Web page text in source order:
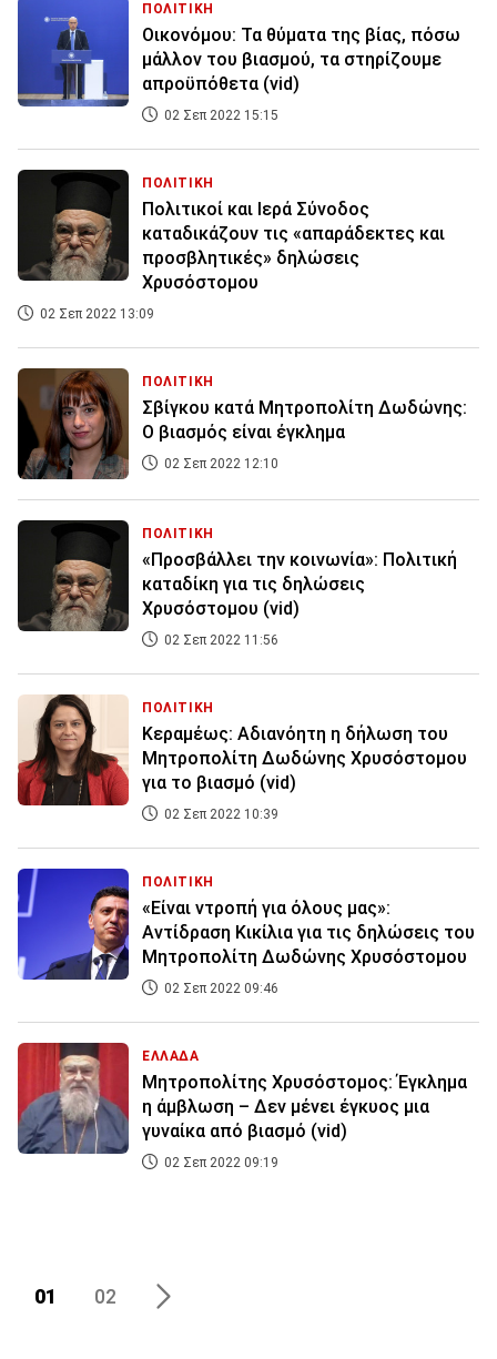
ΠΟΛΙΤΙΚΗ
Οικονόμου: Τα θύματα της βίας, πόσω
μάλλον του βιασμού, τα στηρίζουμε
απροϋπόθετα (vid)
02 Σεπ 2022 15:15
ΠΟΛΙΤΙΚΗ
Πολιτικοί και Ιερά Σύνοδος
καταδικάζουν τις «απαράδεκτες και
προσβλητικές» δηλώσεις
Χρυσόστομου
02 Σεπ 2022 13:09
ΠΟΛΙΤΙΚΗ
Σβίγκου κατά Μητροπολίτη Δωδώνης:
Ο βιασμός είναι έγκλημα
02 Σεπ 2022 12:10
ΠΟΛΙΤΙΚΗ
«Προσβάλλει την κοινωνία»: Πολιτική
καταδίκη για τις δηλώσεις
Χρυσόστομου (vid)
02 Σεπ 2022 11:56
ΠΟΛΙΤΙΚΗ
Κεραμέως: Αδιανόητη η δήλωση του
Μητροπολίτη Δωδώνης Χρυσόστομου
για το βιασμό (vid)
02 Σεπ 2022 10:39
ΠΟΛΙΤΙΚΗ
«Είναι ντροπή για όλους μας»:
Αντίδραση Κικίλια για τις δηλώσεις του
Μητροπολίτη Δωδώνης Χρυσόστομου
02 Σεπ 2022 09:46
ΕΛΛΑΔΑ
Μητροπολίτης Χρυσόστομος: Έγκλημα
η άμβλωση – Δεν μένει έγκυος μια
γυναίκα από βιασμό (vid)
02 Σεπ 2022 09:19
01 02